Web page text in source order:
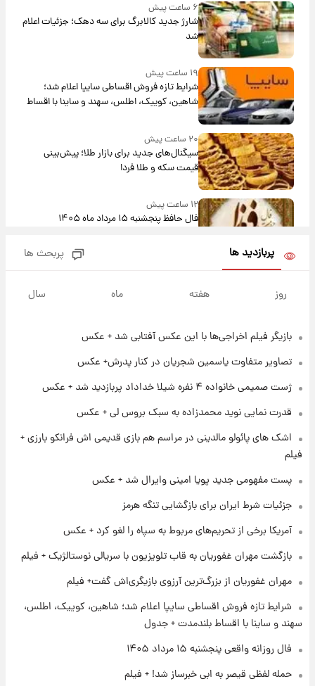
۶ ساعت پیش
شارژ جدید کالابرگ برای سه دهک؛ جزئیات اعلام
شد
۱۹ ساعت پیش
شرایط تازه فروش اقساطی سایپا اعلام شد؛
شاهین، کوییک، اطلس، سهند و ساینا با اقساط
بلندمدت + جدول
۲۰ ساعت پیش
سیگنال‌های جدید برای بازار طلا؛ پیش‌بینی
قیمت سکه و طلا فردا
۱۲ ساعت پیش
فال حافظ پنجشنبه ۱۵ مرداد ماه ۱۴۰۵
۱۴ ساعت پیش
+ جدول
آغاز طرح جدید فروش مشارکت در تولید سایپا؛
نام خودرو، مبلغ پیش پرداخت و زمان تحویل |
سود مشارکت چند درصد است؟
۱ روز پیش
زمان پخش «مرد سه هزار چهره» مشخص شد
۱ روز پیش
کار استقلال و رامین رضاییان رسما تمام شد +
عکس / خداحافظی صمیمانه آبی ها با رامین!
پربازدید ها پربحث ها
روز هفته ماه سال
بازیگر فیلم اخراجی‌ها با این عکس آفتابی شد + عکس
تصاویر متفاوت یاسمین شجریان در کنار پدرش+ عکس
ژست صمیمی خانواده ۴ نفره شیلا خداداد پربازدید شد + عکس
قدرت نمایی نوید محمدزاده به سبک بروس لی + عکس
اشک های پائولو مالدینی در مراسم هم بازی قدیمی اش فرانکو بارزی +
فیلم
پست مفهومی جدید پویا امینی وایرال شد + عکس
جزئیات شرط ایران برای بازگشایی تنگه هرمز
آمریکا برخی از تحریم‌های مربوط به سپاه را لغو کرد + عکس
بازگشت مهران غفوریان به قاب تلویزیون با سریالی نوستالژیک + فیلم
مهران غفوریان از بزرگ‌ترین آرزوی بازیگری‌اش گفت+ فیلم
شرایط تازه فروش اقساطی سایپا اعلام شد؛ شاهین، کوییک، اطلس،
سهند و ساینا با اقساط بلندمدت + جدول
فال روزانه واقعی پنجشنبه ۱۵ مرداد ۱۴۰۵
حمله لفظی قیصر به ابی خبرساز شد! + فیلم